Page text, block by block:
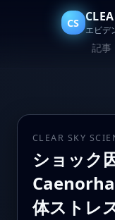
CS
エビデ
記事
CLEAR SKY
ショック
体ストレ